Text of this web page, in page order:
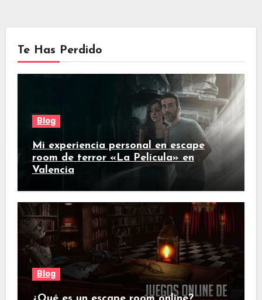
Te Has Perdido
Blog
Mi experiencia personal en escape
room de terror «La Película» en
Valencia
Blog